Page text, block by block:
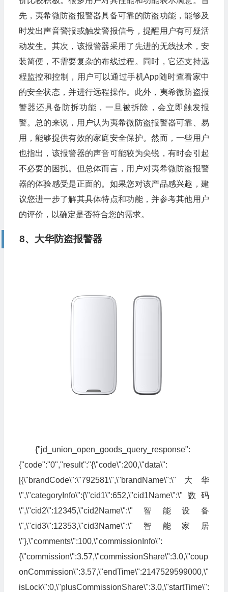
先，夷希微防盗报警器具备可靠的防盗功能，能够及
时发出声音警报或触发警报信号，提醒用户有可疑活
动发生。其次，该报警器采用了先进的无线技术，安
装简便，不需要复杂的布线过程。同时，它还支持远
程监控和控制，用户可以通过手机App随时查看家中
的安全状态，并进行远程操作。此外，夷希微防盗报
警器还具备防拆功能，一旦被拆除，会立即触发报
警。总的来说，用户认为夷希微防盗报警器可靠、易
用，能够提供有效的家庭安全保护。然而，一些用户
也指出，该报警器的声音可能较为尖锐，有时会引起
不必要的困扰。但总体而言，用户对夷希微防盗报警
器的体验感受是正面的。如果您对该产品感兴趣，建
议您进一步了解其具体特点和功能，并参考其他用户
的评价，以确定是否符合您的需求。
8、大华防盗报警器
{"jd_union_open_goods_query_response":
{"code":"0","result":"{\"code\":200,\"data\":
[{\"brandCode\":\"792581\",\"brandName\":\"大华
\",\"categoryInfo\":{\"cid1\":652,\"cid1Name\":\"数码
\",\"cid2\":12345,\"cid2Name\":\"智能设备
\",\"cid3\":12353,\"cid3Name\":\"智能家居
\"},\"comments\":100,\"commissionInfo\":
{\"commission\":3.57,\"commissionShare\":3.0,\"coup
onCommission\":3.57,\"endTime\":2147529599000,\"
isLock\":0,\"plusCommissionShare\":3.0,\"startTime\":